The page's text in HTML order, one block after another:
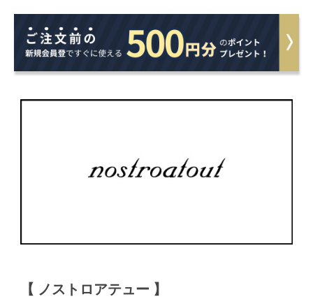
【 ノストロアテュー 】